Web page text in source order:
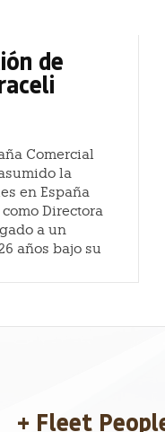
de
Comercial
la
en España
Directora
a un
años bajo su
+ Fleet